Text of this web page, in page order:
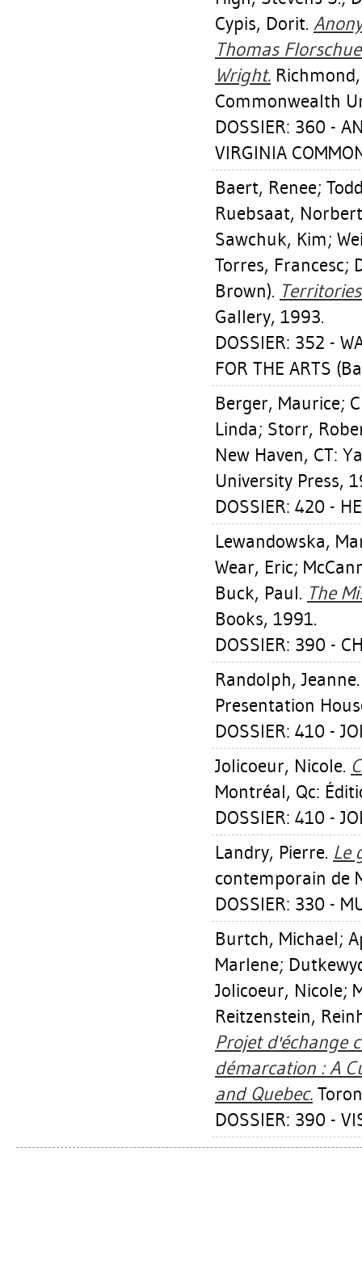
Cypis, Dorit.
Thomas
Wright.
Commonwealth
DOSSIER: 360 -
VIRGINIA
Baert, Renee;
Ruebsaat, Norbert
Sawchuk, Kim;
Torres, Francesc;
Brown).
Gallery, 1993.
DOSSIER: 352 -
FOR THE ARTS
Berger, Maurice;
Linda; Storr,
New Haven, CT:
University Press,
DOSSIER: 420 -
Lewandowska,
Wear, Eric;
Buck, Paul. The
Books, 1991.
DOSSIER: 390 -
Randolph, Jeanne
Presentation
DOSSIER: 410 -
Jolicoeur, Nicole.
Montréal, Qc:
DOSSIER: 410 -
Landry, Pierre. Le
contemporain de
DOSSIER: 330 -
Burtch, Michael;
Marlene;
Jolicoeur, Nicole;
Reitzenstein,
Projet d'échange
démarcation : A
and Quebec.
DOSSIER: 390 -